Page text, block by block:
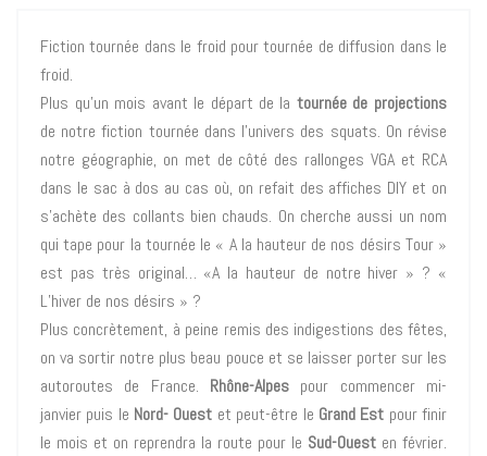
Fiction tournée dans le froid pour tournée de diffusion dans le
froid.
Plus qu’un mois avant le départ de la tournée de projections
de notre fiction tournée dans l’univers des squats. On révise
notre géographie, on met de côté des rallonges VGA et RCA
dans le sac à dos au cas où, on refait des affiches DIY et on
s’achète des collants bien chauds. On cherche aussi un nom
qui tape pour la tournée le « A la hauteur de nos désirs Tour »
est pas très original… «A la hauteur de notre hiver » ? «
L’hiver de nos désirs » ?
Plus concrètement, à peine remis des indigestions des fêtes,
on va sortir notre plus beau pouce et se laisser porter sur les
autoroutes de France. Rhône-Alpes pour commencer mi-
janvier puis le Nord- Ouest et peut-être le Grand Est pour finir
le mois et on reprendra la route pour le Sud-Ouesten février.